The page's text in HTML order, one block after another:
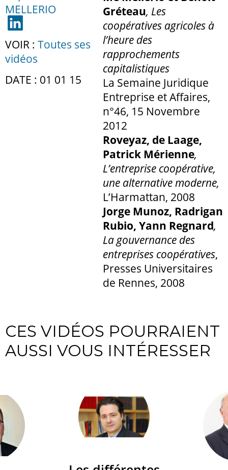
MELLERIO
VOIR : Toutes ses
vidéos
DATE : 01 01 15
Gréteau, Les
coopératives agricoles à
l’heure des
rapprochements
capitalistiques
La Semaine Juridique
Entreprise et Affaires,
n°46, 15 Novembre
2012
Roveyaz, de Laage,
Patrick Mérienne,
L’entreprise coopérative,
une alternative moderne,
L’Harmattan, 2008
Jorge Munoz, Radrigan
Rubio, Yann Regnard,
La gouvernance des
entreprises coopératives,
Presses Universitaires
de Rennes, 2008
CES VIDÉOS POURRAIENT
AUSSI VOUS INTÉRESSER